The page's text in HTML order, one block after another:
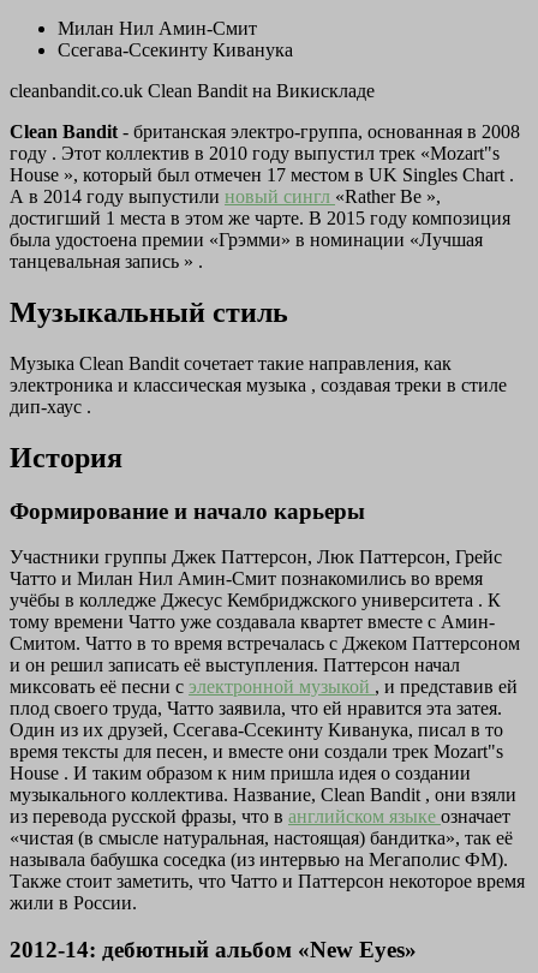
Милан Нил Амин-Смит
Ссегава-Ссекинту Киванука
cleanbandit.co.uk Clean Bandit на Викискладе
Clean Bandit - британская электро-группа, основанная в 2008
году . Этот коллектив в 2010 году выпустил трек «Mozart"s
House », который был отмечен 17 местом в UK Singles Chart .
А в 2014 году выпустили новый сингл «Rather Be »,
достигший 1 места в этом же чарте. В 2015 году композиция
была удостоена премии «Грэмми» в номинации «Лучшая
танцевальная запись » .
Музыкальный стиль
Музыка Clean Bandit сочетает такие направления, как
электроника и классическая музыка , создавая треки в стиле
дип-хаус .
История
Формирование и начало карьеры
Участники группы Джек Паттерсон, Люк Паттерсон, Грейс
Чатто и Милан Нил Амин-Смит познакомились во время
учёбы в колледже Джесус Кембриджского университета . К
тому времени Чатто уже создавала квартет вместе с Амин-
Смитом. Чатто в то время встречалась с Джеком Паттерсоном
и он решил записать её выступления. Паттерсон начал
миксовать её песни с электронной музыкой , и представив ей
плод своего труда, Чатто заявила, что ей нравится эта затея.
Один из их друзей, Ссегава-Ссекинту Киванука, писал в то
время тексты для песен, и вместе они создали трек Mozart"s
House . И таким образом к ним пришла идея о создании
музыкального коллектива. Название, Clean Bandit , они взяли
из перевода русской фразы, что в английском языке означает
«чистая (в смысле натуральная, настоящая) бандитка», так её
называла бабушка соседка (из интервью на Мегаполис ФМ).
Также стоит заметить, что Чатто и Паттерсон некоторое время
жили в России.
2012-14: дебютный альбом «New Eyes»